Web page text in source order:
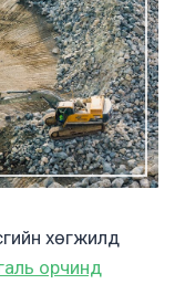
хөгжилд
орчинд